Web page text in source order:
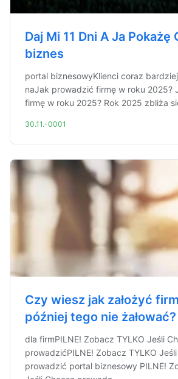
Daj Mi 11 Dni A Ja Pokażę
biznes
portal biznesowyKlienci coraz
naJak prowadzić firmę w roku 2025?
firmę w roku 2025? Rok 2025 zbliża
30.11.-0001
Czy wiesz jak założyć
później tego nie żałować?
dla firmPILNE! Zobacz TYLKO Jeśli
prowadzićPILNE! Zobacz TYLKO
prowadzić portal biznesowy PILNE!